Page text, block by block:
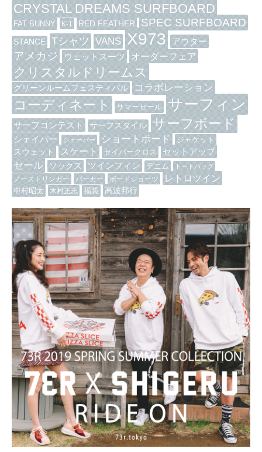
CRYSTAL DREAMS SURFBOARD
FAT BUNNY K-1 RED FEATHER SPEC SURFBOARD
STANCE Tシャツ VANS X973 アウター
アメカジ ウェットスーツ オーダーフェア
クリスタルドリームス
グリーンルームフェスティバル コラボレーション
コーディネート サマーセール サーフィン
サーフコンテスト サーフスタイル サーフボード
シェイパー シェーパー ショートボード ジャケット
スウェット スケート セイバークロス セットアップ
セール ソックス ツインフィン デニム トートバッグ
ノーストリンガー パーカー ボードショーツ レトロツイン
中村昭太 木村正志 福袋 高波邦行